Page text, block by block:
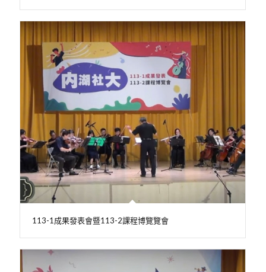
113-1成果發表會暨113-2課程博覽覽會